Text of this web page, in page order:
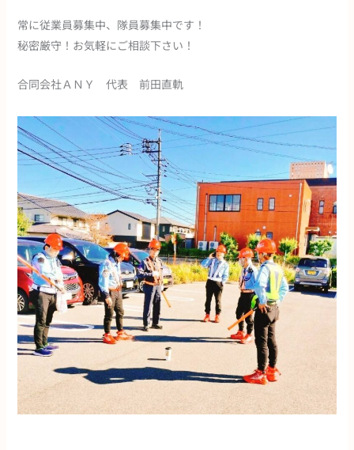
常に従業員募集中、隊員募集中です！
秘密厳守！お気軽にご相談下さい！
合同会社ＡＮＹ 代表 前田直軌